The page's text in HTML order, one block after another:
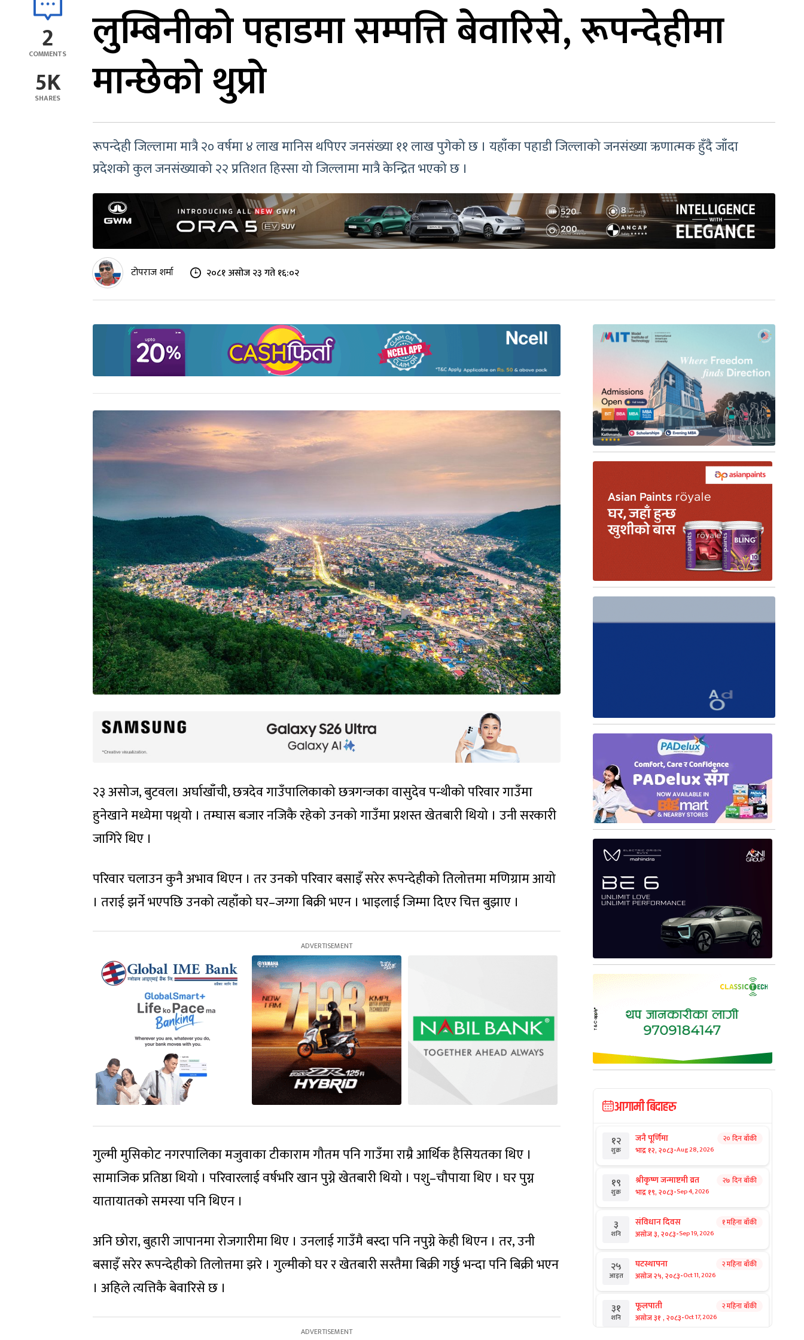
2
COMMENTS
5K
SHARES
लुम्बिनीको पहाडमा सम्पत्ति बेवारिसे, रूपन्देहीमा
मान्छेको थुप्रो
रूपन्देही जिल्लामा मात्रै २० वर्षमा ४ लाख मानिस थपिएर जनसंख्या ११ लाख पुगेको छ । यहाँका पहाडी जिल्लाको जनसंख्या ऋणात्मक हुँदै जाँदा
प्रदेशको कुल जनसंख्याको २२ प्रतिशत हिस्सा यो जिल्लामा मात्रै केन्द्रित भएको छ ।
टोपराज शर्मा २०८१ असोज २३ गते १६:०२
२३ असोज, बुटवल। अर्घाखाँची, छत्रदेव गाउँपालिकाको छत्रगन्जका वासुदेव पन्थीको परिवार गाउँमा
हुनेखाने मध्येमा पथ्र्यो । तम्घास बजार नजिकै रहेको उनको गाउँमा प्रशस्त खेतबारी थियो । उनी सरकारी
जागिरे थिए ।
परिवार चलाउन कुनै अभाव थिएन । तर उनको परिवार बसाइँ सरेर रूपन्देहीको तिलोत्तमा मणिग्राम आयो
। तराई झर्ने भएपछि उनको त्यहाँको घर–जग्गा बिक्री भएन । भाइलाई जिम्मा दिएर चित्त बुझाए ।
गुल्मी मुसिकोट नगरपालिका मजुवाका टीकाराम गौतम पनि गाउँमा राम्रै आर्थिक हैसियतका थिए ।
सामाजिक प्रतिष्ठा थियो । परिवारलाई वर्षभरि खान पुग्ने खेतबारी थियो । पशु–चौपाया थिए । घर पुग्न
यातायातको समस्या पनि थिएन ।
अनि छोरा, बुहारी जापानमा रोजगारीमा थिए । उनलाई गाउँमै बस्दा पनि नपुग्ने केही थिएन । तर, उनी
बसाइँ सरेर रूपन्देहीको तिलोत्तमा झरे । गुल्मीको घर र खेतबारी सस्तैमा बिक्री गर्छु भन्दा पनि बिक्री भएन
। अहिले त्यत्तिकै बेवारिसे छ ।
आगामी बिदाहरु
१२
शुक्र
जनै पूर्णिमा
भाद्र १२, २०८३-Aug 28, 2026
२० दिन बाँकी
१९
शुक्र
श्रीकृष्ण जन्माष्टमी व्रत
भाद्र १९, २०८३-Sep 4, 2026
२७ दिन बाँकी
३
शनि
संविधान दिवस
असोज ३, २०८३-Sep 19, 2026
१ महिना बाँकी
२५
आइत
घटस्थापना
असोज २५, २०८३-Oct 11, 2026
२ महिना बाँकी
३१
शनि
फूलपाती
असोज ३१ , २०८३-Oct 17, 2026
२ महिना बाँकी